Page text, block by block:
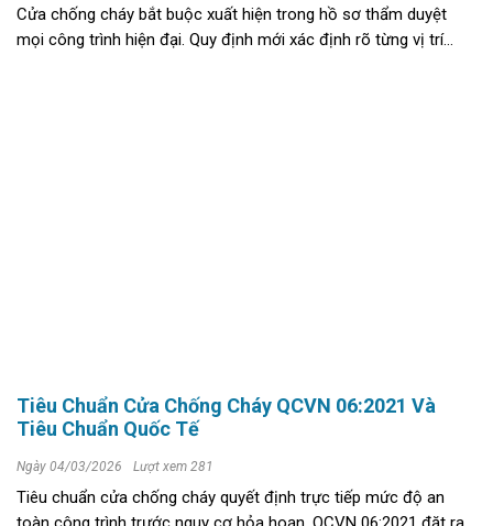
Cửa chống cháy bắt buộc xuất hiện trong hồ sơ thẩm duyệt
mọi công trình hiện đại. Quy định mới xác định rõ từng vị trí
Tiêu Chuẩn Cửa Chống Cháy QCVN 06:2021 Và
Tiêu Chuẩn Quốc Tế
Ngày 04/03/2026 Lượt xem 281
Tiêu chuẩn cửa chống cháy quyết định trực tiếp mức độ an